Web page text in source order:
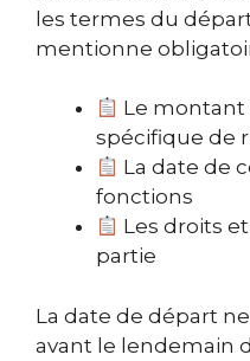
les termes du
mentionne
Le montant
spécifique de
La date de
fonctions
Les droits
partie
La date de départ
avant le lendemain